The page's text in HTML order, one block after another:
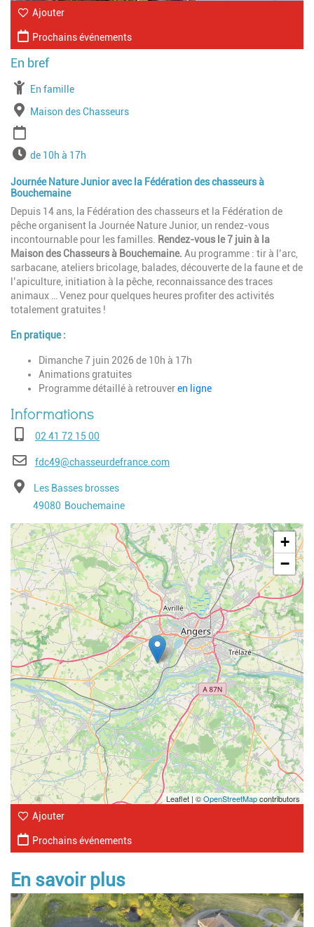
Ajouter
Prochains événements
À partir de
En famille
Lieu
Maison des Chasseurs
Horairesde 10h à 17h
Journée Nature Junior avec la Fédération des chasseurs à
Bouchemaine
Depuis 14 ans, la Fédération des chasseurs et la Fédération de
pêche organisent la Journée Nature Junior, un rendez-vous
incontournable pour les familles.
Rendez-vous le 7 juin à la
Maison des Chasseurs à Bouchemaine. Au programme : tir à l’arc,
sarbacane, ateliers bricolage, balades, découverte de la faune et de
l’apiculture, initiation à la pêche, reconnaissance des traces
animaux … Venez pour quelques heures profiter des activités
totalement gratuites !
En pratique :
Dimanche 7 juin 2026 de 10h à 17h
Animations gratuites
Programme détaillé à retrouveren ligne
Téléphone02 41 72 15 00
E-mailfdc49@chasseurdefrance.com
AdresseLes Basses brosses
Code postal
49080 Ville
Bouchemaine
Geolocalisation
+
−
Leaflet | ©OpenStreetMapcontributors
Ajouter
Prochains événements
En savoir plus